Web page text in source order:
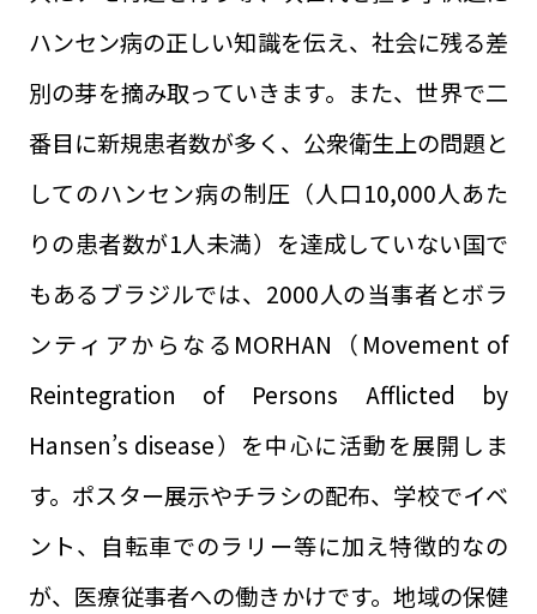
ハンセン病の正しい知識を伝え、社会に残る差
別の芽を摘み取っていきます。また、世界で二
番目に新規患者数が多く、公衆衛生上の問題と
してのハンセン病の制圧（人口10,000人あた
りの患者数が1人未満）を達成していない国で
もあるブラジルでは、2000人の当事者とボラ
ンティアからなるMORHAN（Movement of
Reintegration of Persons Afflicted by
Hansen’s disease）を中心に活動を展開しま
す。ポスター展示やチラシの配布、学校でイベ
ント、自転車でのラリー等に加え特徴的なの
が、医療従事者への働きかけです。地域の保健